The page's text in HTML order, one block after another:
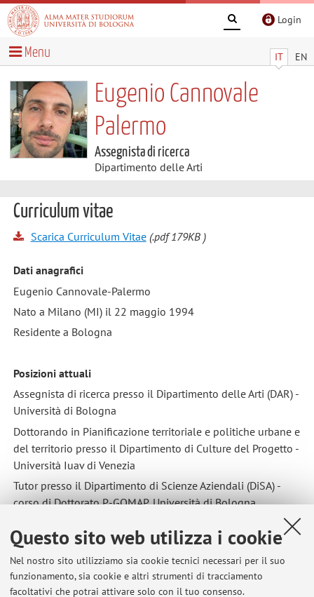
Questo sito web utilizza i cookie
Nel nostro sito utilizziamo sia cookie tecnici necessari per il suo
funzionamento, sia cookie e altri strumenti di tracciamento
facoltativi che potrai attivare solo con il tuo consenso.
Login
IT EN
Menu
Eugenio Cannovale
Palermo
Assegnista di ricerca
Dipartimento delle Arti
Curriculum vitae
Scarica Curriculum Vitae(.pdf 179KB )
Dati anagrafici
Eugenio Cannovale-Palermo
Nato a Milano (MI) il 22 maggio 1994
Residente a Bologna
Posizioni attuali
Assegnista di ricerca presso il Dipartimento delle Arti (DAR) -
Università di Bologna
Dottorando in Pianificazione territoriale e politiche urbane e
del territorio presso il Dipartimento di Culture del Progetto -
Università Iuav di Venezia
Tutor presso il Dipartimento di Scienze Aziendali (DiSA) -
corso di Dottorato P-GOMAP, Università di Bologna.
Titoli di studio acquisiti
2022: Università di Bologna, Master di I livello Esperto
Progetti Fondi Finanziamenti Europei